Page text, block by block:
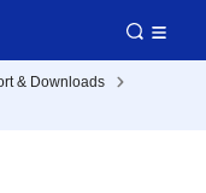
& Downloads